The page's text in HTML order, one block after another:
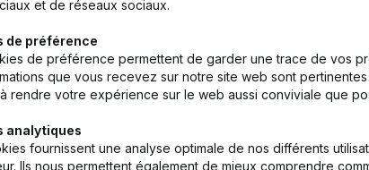
Statuts (Traduction, Coordination, Autres Modifications,
Rubrique Constitution (Nouvelle Personne Morale,
posées
et de réseaux sociaux.
de préférence
de préférence permettent de garder une trace de vos
que vous recevez sur notre site web sont
rendre votre expérience sur le web aussi conviviale que
analytiques
fournissent une analyse optimale de nos différents
Ils nous permettent également de mieux comprendre